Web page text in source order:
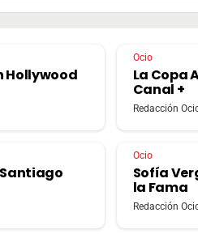
Hollywood
Ocio
La Copa
Canal +
Redacción
Ocio
Sofía
la Fama
Redacción